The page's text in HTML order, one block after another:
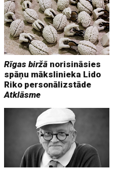
Rīgas biržā norisināsies
spāņu mākslinieka Lido
Riko personālizstāde
Atklāsme